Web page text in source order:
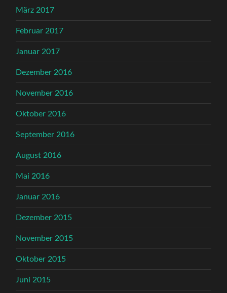
März 2017
Februar 2017
Januar 2017
Dezember 2016
November 2016
Oktober 2016
September 2016
August 2016
Mai 2016
Januar 2016
Dezember 2015
November 2015
Oktober 2015
Juni 2015